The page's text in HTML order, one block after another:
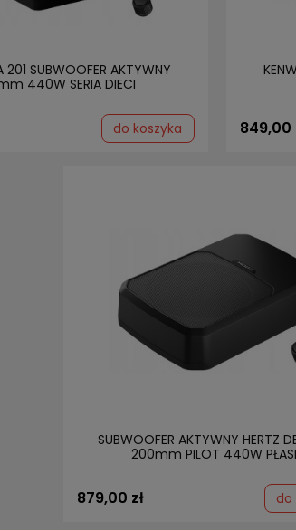
201 SUBWOOFER AKTYWNY
440W SERIA DIECI
do koszyka 849,00
SUBWOOFER AKTYWNY HERTZ
200mm PILOT 440W
879,00 zł do